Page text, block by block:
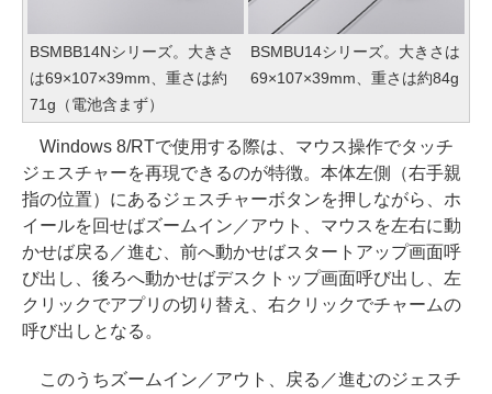
BSMBB14Nシリーズ。大きさ
は69×107×39mm、重さは約
71g（電池含まず）
BSMBU14シリーズ。大きさは
69×107×39mm、重さは約84g
Windows 8/RTで使用する際は、マウス操作でタッチ
ジェスチャーを再現できるのが特徴。本体左側（右手親
指の位置）にあるジェスチャーボタンを押しながら、ホ
イールを回せばズームイン／アウト、マウスを左右に動
かせば戻る／進む、前へ動かせばスタートアップ画面呼
び出し、後ろへ動かせばデスクトップ画面呼び出し、左
クリックでアプリの切り替え、右クリックでチャームの
呼び出しとなる。
このうちズームイン／アウト、戻る／進むのジェスチ